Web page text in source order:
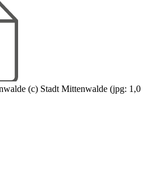
(c) Stadt Mittenwalde (jpg: 1,0